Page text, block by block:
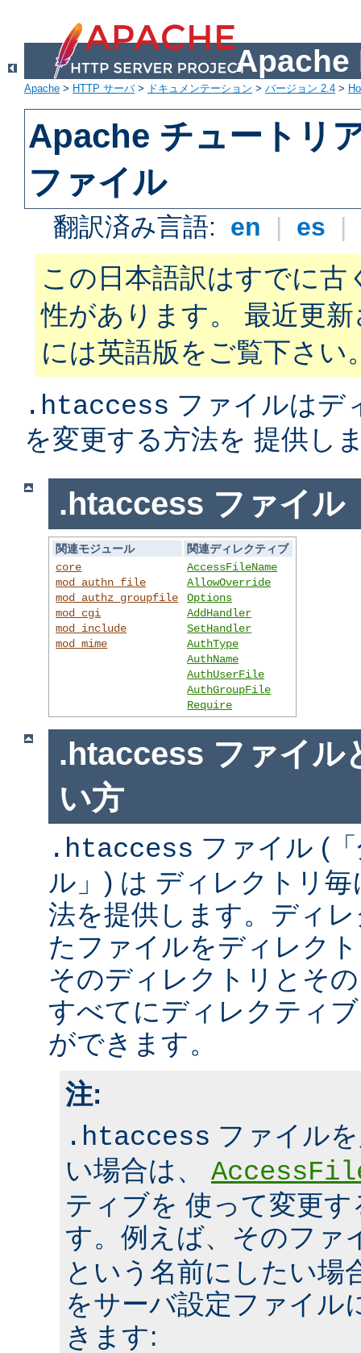
Apache
Apache > HTTP サーバ> ドキュメンテーション > バージョン 2.4 >
Apache チュートリ
ファイル
翻訳済み言語: en | es |
この日本語訳はすでに古
性があります。 最近更
には英語版をご覧下さい
.htaccess ファイルはデ
を変更する方法を 提供し
.htaccess ファイル
関連モジュール
関連ディレクティブ
core
mod_authn_file
mod_authz_groupfile
mod_cgi
mod_include
mod_mime
AccessFileName
AllowOverride
Options
AddHandler
SetHandler
AuthType
AuthName
AuthUserFile
AuthGroupFile
Require
.htaccess ファイル
い方
.htaccess ファイル (
ル」) は ディレクトリ
法を提供します。ディ
たファイルをディレク
そのディレクトリとそ
すべてにディレクティ
ができます。
注:
.htaccess ファイル
い場合は、
ティブを 使って変更
す。例えば、そのファ
という名前にしたい場
をサーバ設定ファイル
きます: